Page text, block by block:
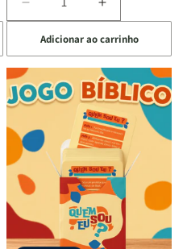
Diminuir
a
quantidade
de
Eu,
Minhas
Lutas
Internas
e
Deus
|
Identificando
Lutas
Aumentar
a
quantidade
de
Eu,
Minhas
Lutas
Internas
e
Deus
|
Identificando
as
Lutas
Adicionar ao carrinho